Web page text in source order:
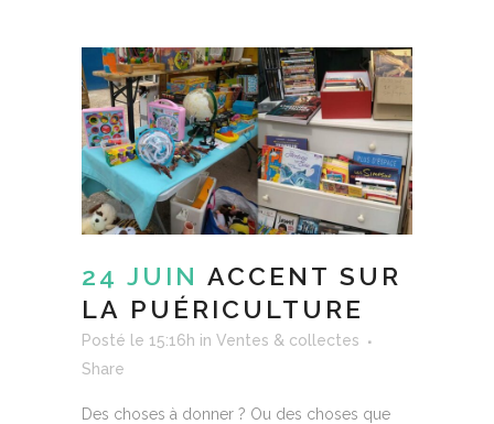
24 JUIN ACCENT SUR
LA PUÉRICULTURE
Posté le 15:16h in Ventes & collectes
Share
Des choses à donner ? Ou des choses que